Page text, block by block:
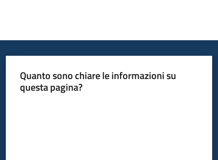
Quanto sono chiare le informazioni su
questa pagina?